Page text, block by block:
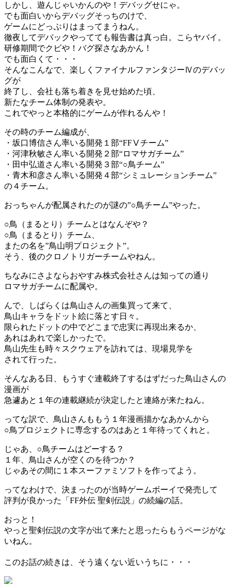
しかし、遊んじゃいかんのや！デバッグせにゃ。
でも面白いからデバッグそっちのけで、
ゲームにどっぷりはまってまうねん。
徹夜してデバックやってても報告書は真っ白。こらヤバイ。
研修期間でクビや！バグ探さなあかん！
でも面白くて・・・
そんなこんなで、楽しくファイナルファンタジーⅣのデバッ
グが
終了し、会社も落ち着きを見せ始めた頃、
新たなチーム体制の発表や。
これでやっと本格的にゲームが作れるんや！
その時のチーム編成が、
・坂口博信さん率いる開発１部“FFⅤチーム”
・河津秋敏さん率いる開発２部“ロマサガチーム”
・田中弘道さん率いる開発３部“○鳥チーム”
・青木和彦さん率いる開発４部“シミュレーションチーム”
の４チーム。
おっちゃんが配属されたのが謎の”○鳥チーム”やった。
○鳥（まるとり）チームとはなんぞや？
○鳥（まるとり）チーム、
またの名を”鳥山明プロジェクト”。
そう、後のクロノトリガーチームやねん。
ちなみにさよならおやすみ株式会社さんは知っての通り
ロマサガチームに配属や。
んで、しばらくは鳥山さんの画集買って来て、
鳥山キャラをドット絵に落とす日々。
限られたドットの中でどこまで忠実に再現出来るか、
あれはあれで楽しかったで。
鳥山先生も時々スクウェアを訪れては、現場見学を
されて行った。
そんなある日、もうすぐ連載終了するはずだった鳥山さんの
漫画が
急遽あと１年の連載継続が決定したと連絡が来たねん。
ってな訳で、鳥山さんももう１年漫画描かなあかんから
○鳥プロジェクトに専念するのはあと１年待ってくれと。
じゃあ、○鳥チームはどーする？
１年、鳥山さんが空くのを待つか？
じゃあその間に１本スーファミソフトを作ってよう。
ってなわけで、決まったのが当時ゲームボーイで発売して
評判が良かった「FF外伝 聖剣伝説」の続編の話。
おっと！
やっと聖剣伝説の文字が出て来たと思ったらもうページがな
いねん。
このお話の続きは、そう遠くない近いうちに・・・